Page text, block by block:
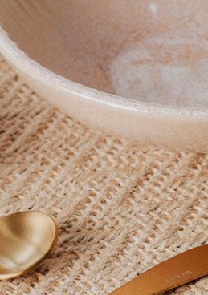
Conjunto 02 Copos
Amei!!
Leve e macio ao toque
Exatamente como eu queria
Produto:Cobertor Queen Alpi